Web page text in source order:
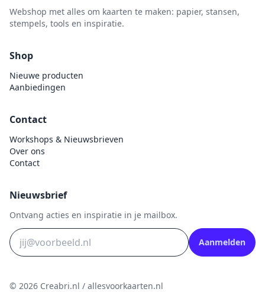
Trowback
Uitdrukvellen
Finger Wax
Potloden
Workshop
Hobby Art
Hobbyjournaal
Jalekro
Jeanines Art
JeJe
Juffrouw Muis
Lapland knipvel
Lavinia
Lisa Horton - Crafts
Rubber stempels
Shiny details
Specialties
Tijdschrift
Tools
Washi - tape
Webshop met alles om kaarten te maken: papier, stansen,
stempels, tools en inspiratie.
Shop
Nieuwe producten
Aanbiedingen
Contact
Workshops & Nieuwsbrieven
Over ons
Contact
Nieuwsbrief
Ontvang acties en inspiratie in je mailbox.
Aanmelden
© 2026 Creabri.nl / allesvoorkaarten.nl